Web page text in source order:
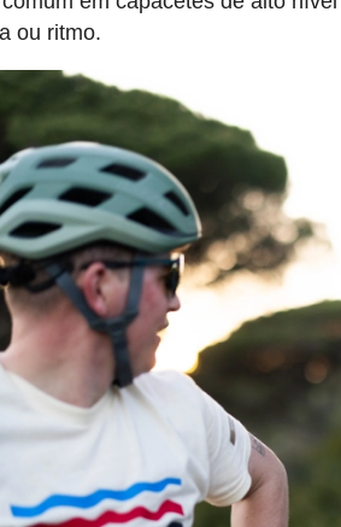
ou ritmo.